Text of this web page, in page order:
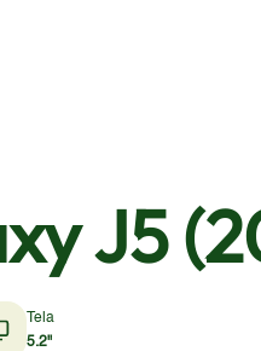
J5
Tela
5.2"